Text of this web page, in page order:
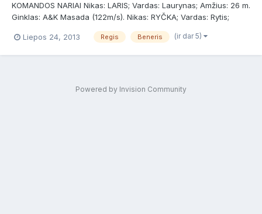
KOMANDOS NARIAI Nikas: LARIS; Vardas: Laurynas; Amžius: 26 m.
Ginklas: A&K Masada (122m/s). Nikas: RYČKA; Vardas: Rytis;
Vardas: Mindaugas; Amžius: 25 m. Ginklai: JG G36 (115m/s), A&K
Liepos 24, 2013 Regis Beneris (ir dar 5)
Powered by Invision Community